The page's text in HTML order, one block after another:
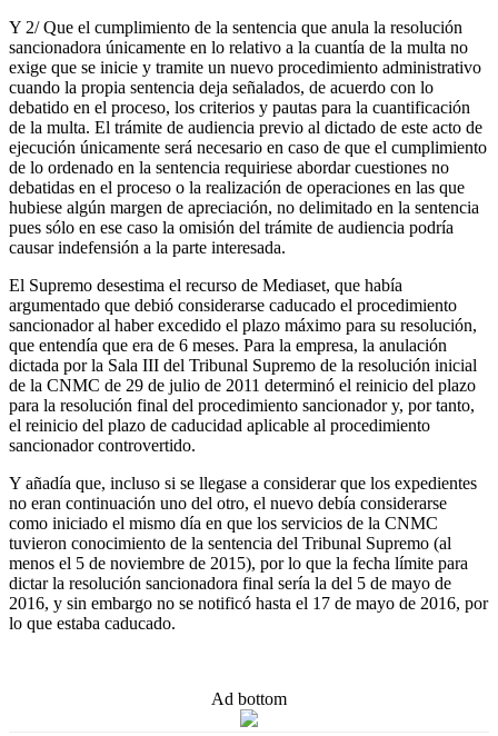
Y 2/ Que el cumplimiento de la sentencia que anula la resolución
sancionadora únicamente en lo relativo a la cuantía de la multa no
exige que se inicie y tramite un nuevo procedimiento administrativo
cuando la propia sentencia deja señalados, de acuerdo con lo
debatido en el proceso, los criterios y pautas para la cuantificación
de la multa. El trámite de audiencia previo al dictado de este acto de
ejecución únicamente será necesario en caso de que el cumplimiento
de lo ordenado en la sentencia requiriese abordar cuestiones no
debatidas en el proceso o la realización de operaciones en las que
hubiese algún margen de apreciación, no delimitado en la sentencia
pues sólo en ese caso la omisión del trámite de audiencia podría
causar indefensión a la parte interesada.
El Supremo desestima el recurso de Mediaset, que había
argumentado que debió considerarse caducado el procedimiento
sancionador al haber excedido el plazo máximo para su resolución,
que entendía que era de 6 meses. Para la empresa, la anulación
dictada por la Sala III del Tribunal Supremo de la resolución inicial
de la CNMC de 29 de julio de 2011 determinó el reinicio del plazo
para la resolución final del procedimiento sancionador y, por tanto,
el reinicio del plazo de caducidad aplicable al procedimiento
sancionador controvertido.
Y añadía que, incluso si se llegase a considerar que los expedientes
no eran continuación uno del otro, el nuevo debía considerarse
como iniciado el mismo día en que los servicios de la CNMC
tuvieron conocimiento de la sentencia del Tribunal Supremo (al
menos el 5 de noviembre de 2015), por lo que la fecha límite para
dictar la resolución sancionadora final sería la del 5 de mayo de
2016, y sin embargo no se notificó hasta el 17 de mayo de 2016, por
lo que estaba caducado.
Ad bottom